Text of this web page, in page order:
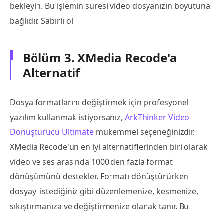
bekleyin. Bu işlemin süresi video dosyanızın boyutuna
bağlıdır. Sabırlı ol!
Bölüm 3. XMedia Recode'a
Alternatif
Dosya formatlarını değiştirmek için profesyonel
yazılım kullanmak istiyorsanız, ArkThinker Video
Dönüştürücü Ultimate mükemmel seçeneğinizdir.
XMedia Recode'un en iyi alternatiflerinden biri olarak
video ve ses arasında 1000'den fazla format
dönüşümünü destekler. Formatı dönüştürürken
dosyayı istediğiniz gibi düzenlemenize, kesmenize,
sıkıştırmanıza ve değiştirmenize olanak tanır. Bu